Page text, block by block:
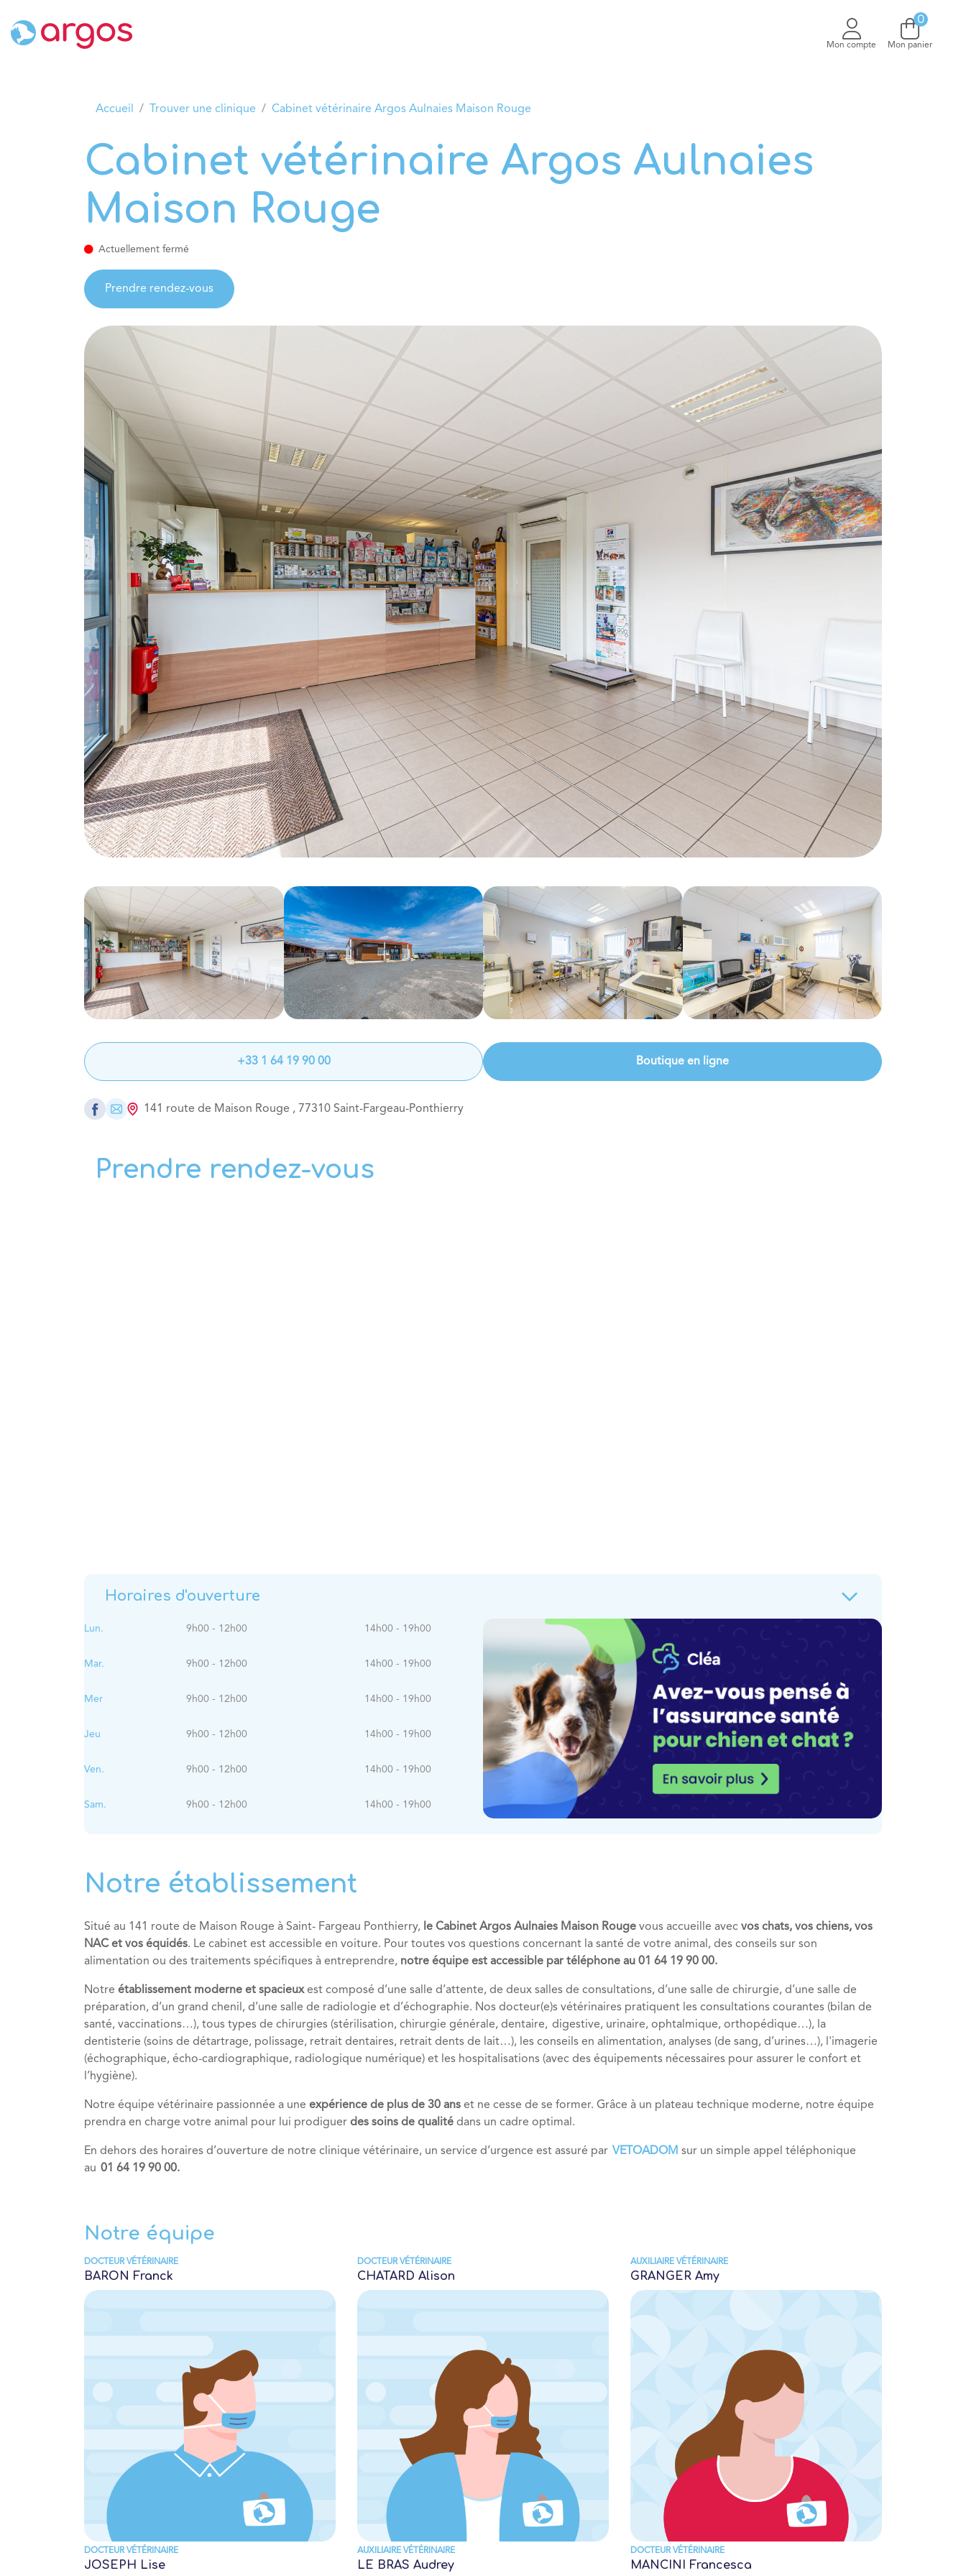
Mon compte
0
Mon panier
Accueil Trouver une clinique Cabinet vétérinaire Argos Aulnaies Maison Rouge
Cabinet vétérinaire Argos Aulnaies
Maison Rouge
Actuellement fermé
Prendre rendez-vous
+33 1 64 19 90 00 Boutique en ligne
141 route de Maison Rouge , 77310 Saint-Fargeau-Ponthierry
Prendre rendez-vous
Horaires d'ouverture
Lun. 9h00 - 12h00 14h00 - 19h00
Mar. 9h00 - 12h00 14h00 - 19h00
Mer 9h00 - 12h00 14h00 - 19h00
Jeu 9h00 - 12h00 14h00 - 19h00
Ven. 9h00 - 12h00 14h00 - 19h00
Sam. 9h00 - 12h00 14h00 - 19h00
Notre établissement
Situé au 141 route de Maison Rouge à Saint- Fargeau Ponthierry, le Cabinet Argos Aulnaies Maison Rouge vous accueille avec vos chats, vos chiens, vos
NAC et vos équidés. Le cabinet est accessible en voiture. Pour toutes vos questions concernant la santé de votre animal, des conseils sur son
alimentation ou des traitements spécifiques à entreprendre, notre équipe est accessible par téléphone au 01 64 19 90 00.
Notre établissement moderne et spacieuxest composé d’une salle d’attente, de deux salles de consultations, d’une salle de chirurgie, d’une salle de
préparation, d’un grand chenil, d’une salle de radiologie et d’échographie. Nos docteur(e)s vétérinaires pratiquent les consultations courantes (bilan de
santé, vaccinations…), tous types de chirurgies (stérilisation, chirurgie générale, dentaire, digestive, urinaire, ophtalmique, orthopédique…), la
dentisterie (soins de détartrage, polissage, retrait dentaires, retrait dents de lait…), les conseils en alimentation, analyses (de sang, d’urines…), l'imagerie
(échographique, écho-cardiographique, radiologique numérique) et les hospitalisations (avec des équipements nécessaires pour assurer le confort et
l’hygiène).
Notre équipe vétérinaire passionnée a une expérience de plus de 30 ans et ne cesse de se former. Grâce à un plateau technique moderne, notre équipe
prendra en charge votre animal pour lui prodiguer des soins de qualité dans un cadre optimal.
En dehors des horaires d’ouverture de notre clinique vétérinaire, un service d’urgence est assuré par VETOADOM sur un simple appel téléphonique
au 01 64 19 90 00.
Notre équipe
DOCTEUR VÉTÉRINAIRE
BARON Franck
DOCTEUR VÉTÉRINAIRE
CHATARD Alison
AUXILIAIRE VÉTÉRINAIRE
GRANGER Amy
DOCTEUR VÉTÉRINAIRE
JOSEPH Lise
AUXILIAIRE VÉTÉRINAIRE
LE BRAS Audrey
DOCTEUR VÉTÉRINAIRE
MANCINI Francesca